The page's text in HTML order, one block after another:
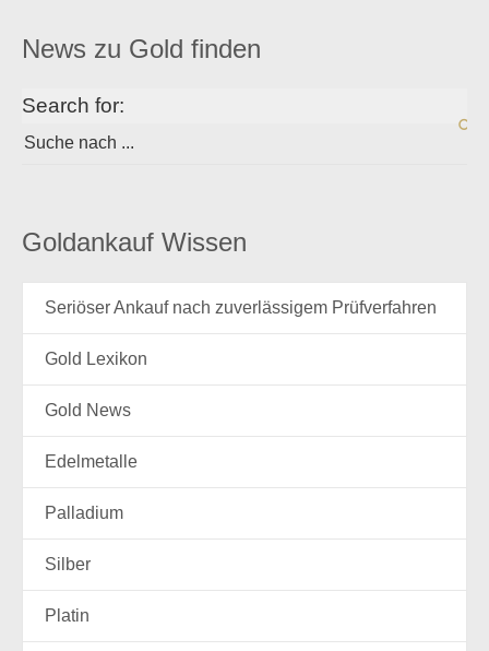
News zu Gold finden
Search for:
Goldankauf Wissen
Seriöser Ankauf nach zuverlässigem Prüfverfahren
Gold Lexikon
Gold News
Edelmetalle
Palladium
Silber
Platin